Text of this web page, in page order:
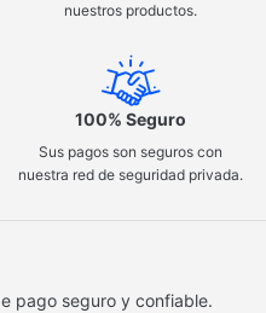
nuestros productos.
100% Seguro
Sus pagos son seguros con
nuestra red de seguridad privada.
pago seguro y confiable.